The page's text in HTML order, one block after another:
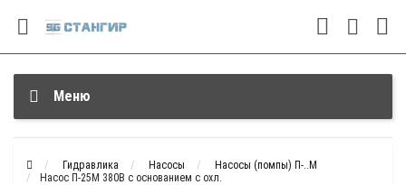
Меню
Гидравлика Насосы
Насосы (помпы) П-..М
Насос П-25М 380В с основанием с охл.